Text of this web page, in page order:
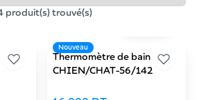
produit(s) trouvé(s)
Nouveau
Thermomètre de bain
CHIEN/CHAT-56/142